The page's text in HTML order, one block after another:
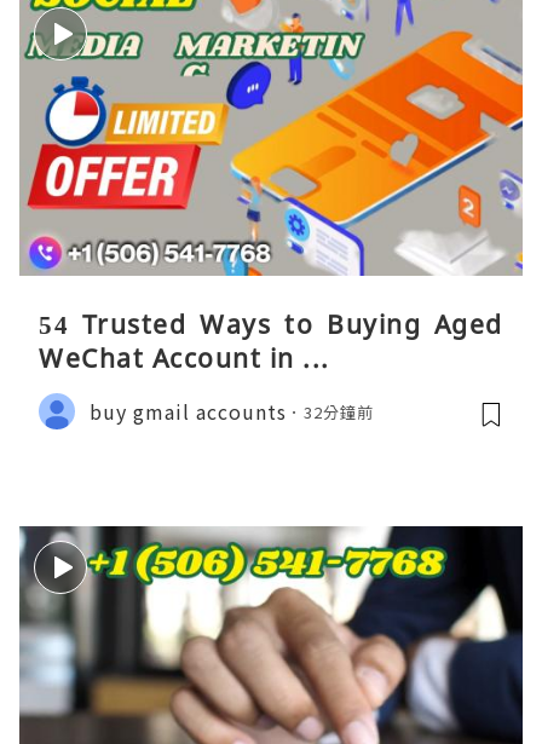
54 Trusted Ways to Buying Aged
WeChat Account in ...
buy gmail accounts 32分鐘前